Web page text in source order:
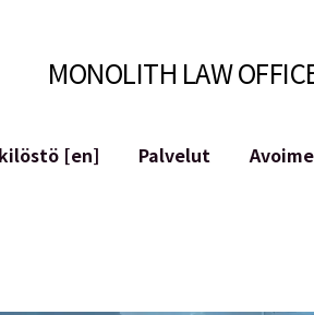
MONOLITH LAW
[en]
Palvelut